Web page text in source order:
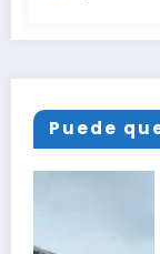
Puede